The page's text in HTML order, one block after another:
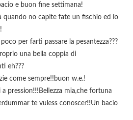
e buon fine settimana!
quando no capite fate un fischio ed io
per farti passare la pesantezza???
una bella coppia di
eh???
come sempre!!buon w.e.!
a pression!!!Bellezza mia,che fortuna
te vuless conoscer!!Un bacio